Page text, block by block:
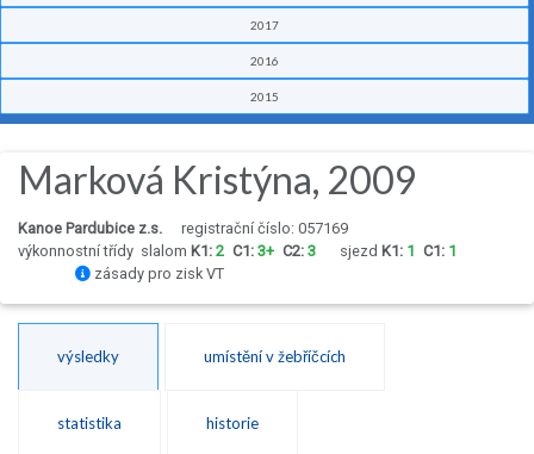
2017
2016
2015
Marková Kristýna, 2009
Kanoe Pardubice z.s.
registrační číslo: 057169
výkonnostní třídy slalom K1: 2 C1: 3+ C2: 3 sjezd K1: 1 C1: 1
zásady pro zisk VT
výsledky umístění v žebříčcích
statistika historie